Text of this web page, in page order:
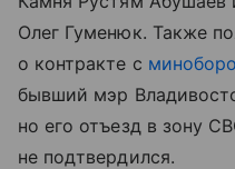
Олег Гуменюк. Также
о контракте с
бывший мэр
но его отъезд в зону
не подтвердился.